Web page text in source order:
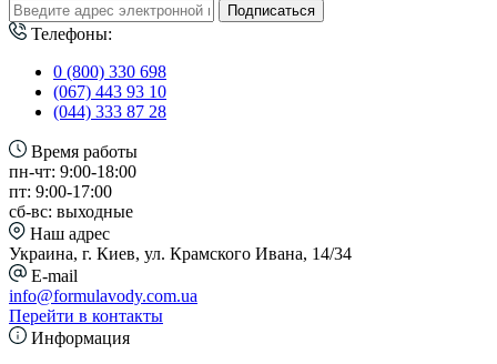
Подписаться
Телефоны:
0 (800) 330 698
(067) 443 93 10
(044) 333 87 28
Время работы
пн-чт: 9:00-18:00
пт: 9:00-17:00
сб-вс: выходные
Наш адрес
Украина, г. Киев, ул. Крамского Ивана, 14/34
E-mail
info@formulavody.com.ua
Перейти в контакты
Информация